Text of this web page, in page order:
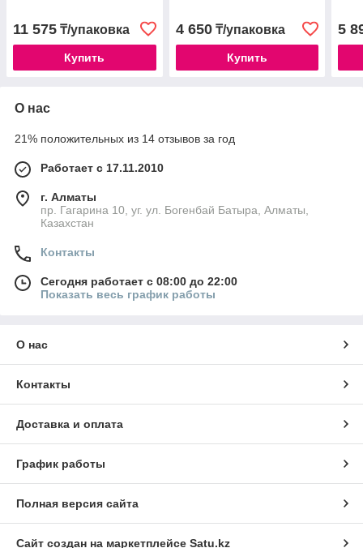
11 575 ₸/упаковка
Купить
4 650₸/упаковка
Купить
5
О нас
21% положительных из 14 отзывов за год
Работает с 17.11.2010
г. Алматы
пр. Гагарина 10, уг. ул. Богенбай Батыра, Алматы,
Казахстан
Контакты
Сегодня работает с 08:00 до 22:00
Показать весь график работы
О нас
Контакты
Доставка и оплата
График работы
Полная версия сайта
Сайт создан на маркетплейсе Satu.kz